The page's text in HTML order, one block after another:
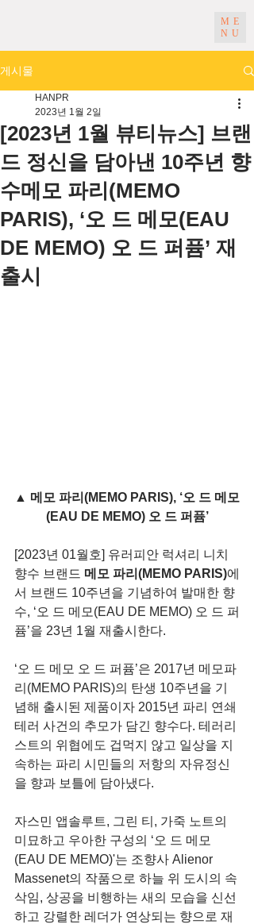
ME
NU
게시물
[2023년 1월 뷰티뉴스] 브랜
드 정신을 담아낸 10주년 향
수메모 파리(MEMO
PARIS), ‘오 드 메모(EAU
DE MEMO) 오 드 퍼퓸’ 재
출시
HANPR
2023년 1월 2일
▲ 메모 파리(MEMO PARIS), ‘오 드 메모
(EAU DE MEMO) 오 드 퍼퓸’
[2023년 01월호] 유러피안 럭셔리 니치
향수 브랜드 메모 파리(MEMO PARIS)에
서 브랜드 10주년을 기념하여 발매한 향
수, ‘오 드 메모(EAU DE MEMO) 오 드 퍼
퓸’을 23년 1월 재출시한다.
‘오 드 메모 오 드 퍼퓸’은 2017년 메모파
리(MEMO PARIS)의 탄생 10주년을 기
념해 출시된 제품이자 2015년 파리 연쇄
테러 사건의 추모가 담긴 향수다. 테러리
스트의 위협에도 겁먹지 않고 일상을 지
속하는 파리 시민들의 저항의 자유정신
을 향과 보틀에 담아냈다.
자스민 앱솔루트, 그린 티, 가죽 노트의
미묘하고 우아한 구성의 ‘오 드 메모
(EAU DE MEMO)'는 조향사 Alienor
Massenet의 작품으로 하늘 위 도시의 속
삭임, 상공을 비행하는 새의 모습을 신선
하고 강렬한 레더가 연상되는 향으로 재